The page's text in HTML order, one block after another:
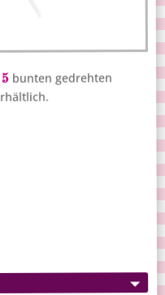
5 bunten gedrehten